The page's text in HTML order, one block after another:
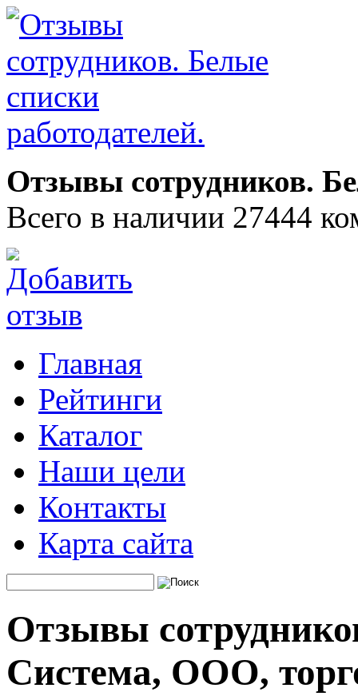
Отзывы сотрудников.
Всего в наличии 27444
Главная
Рейтинги
Каталог
Наши цели
Контакты
Карта сайта
Отзывы
Система, ООО,